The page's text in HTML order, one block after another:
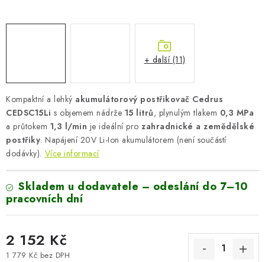
Obchodní podmínky FAQ Servis Reklamace
Ochrana osobních údajů
Reklamační řád
Návody
Novinky Blog Reference Katalog
Kompaktní a lehký akumulátorový postřikovač Cedrus
CEDSC15Li s objemem nádrže 15 litrů, plynulým tlakem 0,3 MPa
a průtokem 1,3 l/min je ideální pro zahradnické a zemědělské
postřiky. Napájení 20V Li-Ion akumulátorem (není součástí
dodávky). Více informací
Skladem u dodavatele – odeslání do 7–10
pracovních dní
2 152 Kč
1 779 Kč bez DPH
+ další (11)